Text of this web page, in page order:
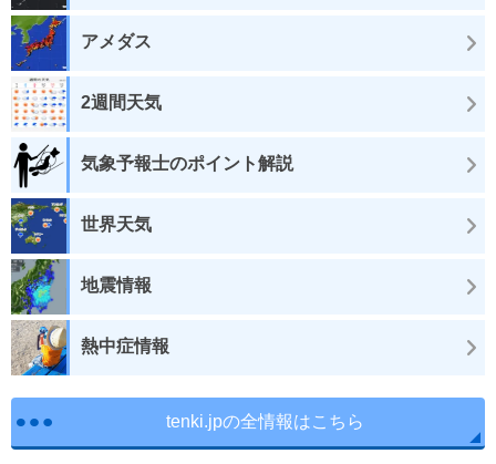
アメダス
2週間天気
気象予報士のポイント解説
世界天気
地震情報
熱中症情報
tenki.jpの全情報はこちら